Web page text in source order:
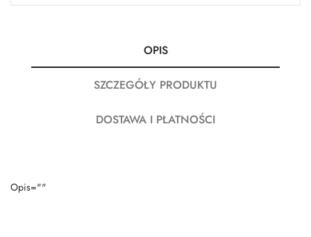
OPIS
SZCZEGÓŁY PRODUKTU
DOSTAWA I PŁATNOŚCI
Opis=""